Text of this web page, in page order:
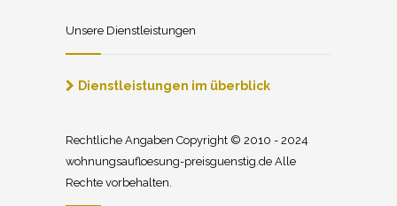
Unsere Dienstleistungen
Dienstleistungen im überblick
Rechtliche Angaben Copyright © 2010 - 2024
wohnungsaufloesung-preisguenstig.de Alle
Rechte vorbehalten.